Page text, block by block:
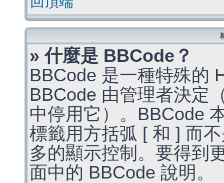
» 什麼是 BBCode？
BBCode 是一種特殊的
BBCode 由管理者決定
中停用它）。BBCode
標籤用方括弧 [ 和 ] 而
多的顯示控制。要得到
面中的 BBCode 說明。